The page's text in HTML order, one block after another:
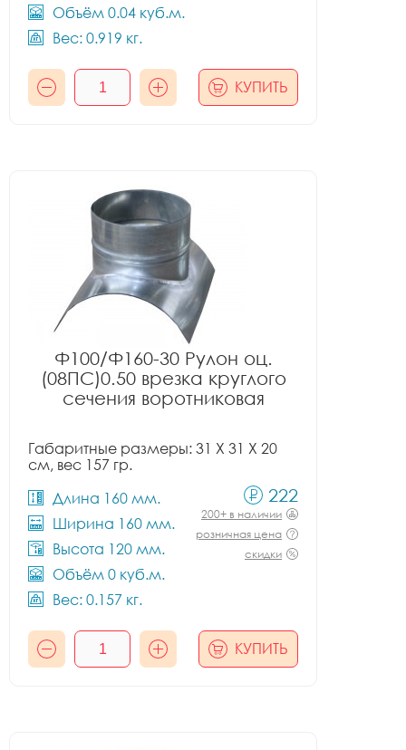
Объём 0.04 куб.м.
Вес: 0.919 кг.
КУПИТЬ
Ф100/Ф160-30 Рулон оц.
(08ПС)0.50 врезка круглого
сечения воротниковая
Габаритные размеры: 31 X 31 X 20
см, вес 157 гр.
Длина 160 мм.
Ширина 160 мм.
Высота 120 мм.
Объём 0 куб.м.
Вес: 0.157 кг.
222
200+ в наличии
розничная цена
скидки
КУПИТЬ